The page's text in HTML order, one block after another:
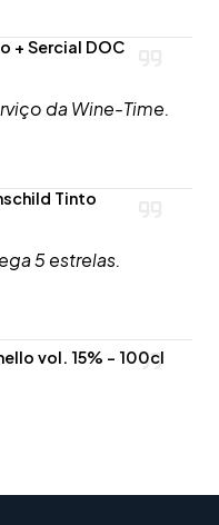
+ Sercial DOC
da Wine-Time.
Tinto
5 estrelas.
vol. 15% - 100cl